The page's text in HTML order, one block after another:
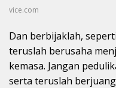
vice.com
Dan berbijaklah,
teruslah berusaha
kemasa. Jangan
serta teruslah